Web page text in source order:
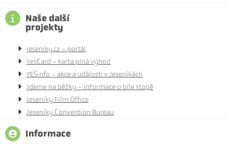
Naše další
projekty
jeseniky.cz - portál
YesCard - karta plná výhod
YESinfo - akce a události v Jeseníkách
Jdeme na běžky - informace o bíle stopě
Jeseníky Film Office
Jeseníky Convention Bureau
Informace